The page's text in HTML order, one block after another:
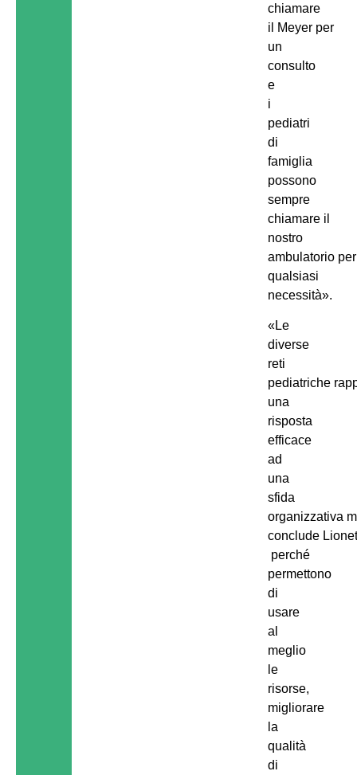
chiamare
il Meyer per
un
consulto
e
i
pediatri
di
famiglia
possono
sempre
chiamare il
nostro
ambulatorio per
qualsiasi
necessità».
«Le
diverse
reti
pediatriche
una
risposta
efficace
ad
una
sfida
organizzativa
conclude
perché
permettono
di
usare
al
meglio
le
risorse,
migliorare
la
qualità
di